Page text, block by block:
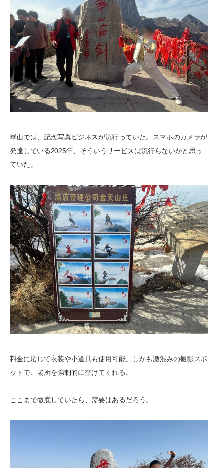
崋山では、記念写真ビジネスが流行っていた。スマホのカメラが
発達している2025年、そういうサービスは流行らないかと思っ
ていた。
料金に応じて衣装や小道具も使用可能。しかも激混みの撮影スポ
ットで、場所を強制的に空けてくれる。
ここまで徹底していたら、需要はあるだろう。